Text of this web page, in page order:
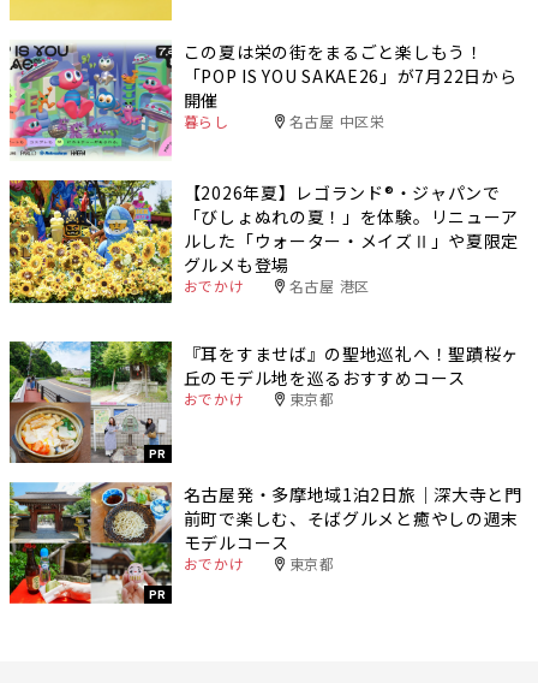
この夏は栄の街をまるごと楽しもう！
「POP IS YOU SAKAE26」が7月22日から
開催
暮らし 名古屋 中区栄
【2026年夏】レゴランド®・ジャパンで
「びしょぬれの夏！」を体験。リニューア
ルした「ウォーター・メイズⅡ」や夏限定
グルメも登場
おでかけ 名古屋 港区
PR
『耳をすませば』の聖地巡礼へ！聖蹟桜ヶ
丘のモデル地を巡るおすすめコース
おでかけ 東京都
PR
名古屋発・多摩地域1泊2日旅｜深大寺と門
前町で楽しむ、そばグルメと癒やしの週末
モデルコース
おでかけ 東京都